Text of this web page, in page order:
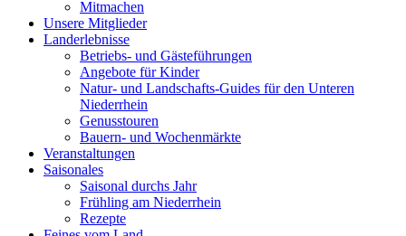
Mitmachen
Unsere Mitglieder
Landerlebnisse
Betriebs- und Gästeführungen
Angebote für Kinder
Natur- und Landschafts-Guides für den Unteren
Niederrhein
Genusstouren
Bauern- und Wochenmärkte
Veranstaltungen
Saisonales
Saisonal durchs Jahr
Frühling am Niederrhein
Rezepte